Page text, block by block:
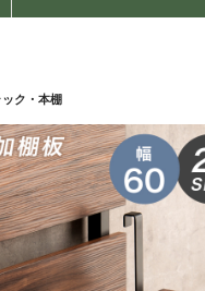
ック・本棚